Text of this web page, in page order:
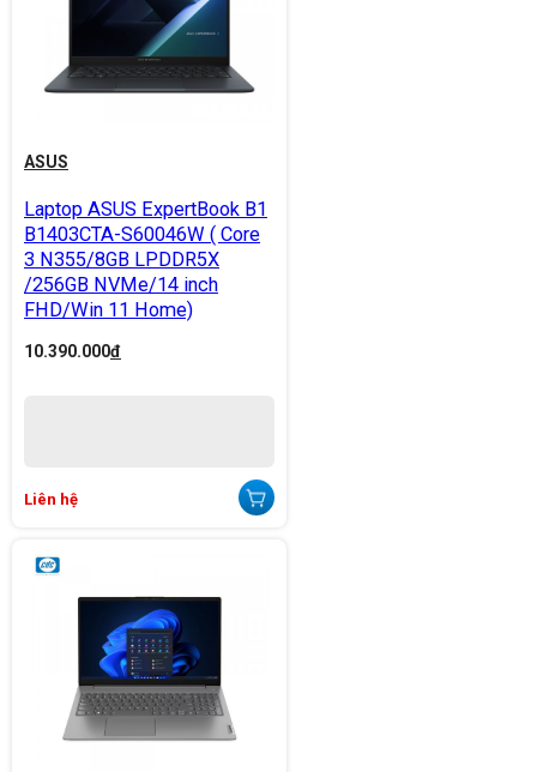
ASUS
Laptop ASUS ExpertBook B1
B1403CTA-S60046W ( Core
3 N355/8GB LPDDR5X
/256GB NVMe/14 inch
FHD/Win 11 Home)
10.390.000đ
Liên hệ